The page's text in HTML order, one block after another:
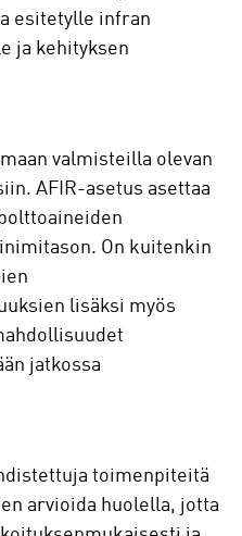
esitetylle infran
ja kehityksen
valmisteilla olevan
AFIR-asetus asettaa
On kuitenkin
lisäksi myös
jatkossa
toimenpiteitä
arvioida huolella, jotta